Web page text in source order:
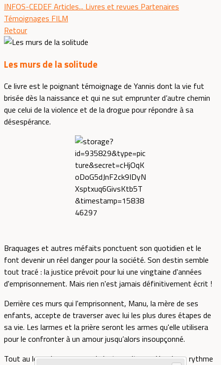
INFOS-CEDEFArticles... Livres et revues Partenaires
Témoignages FILM
Retour
Les murs de la solitude
Ce livre est le poignant témoignage de Yannis dont la vie fut
brisée dès la naissance et qui ne sut emprunter d’autre chemin
que celui de la violence et de la drogue pour répondre à sa
désespérance.
Braquages et autres méfaits ponctuent son quotidien et le
font devenir un réel danger pour la société. Son destin semble
tout tracé : la justice prévoit pour lui une vingtaine d'années
d'emprisonnement. Mais rien n'est jamais définitivement écrit !
Derrière ces murs qui l'emprisonnent, Manu, la mère de ses
enfants, accepte de traverser avec lui les plus dures étapes de
sa vie. Les larmes et la prière seront les armes qu'elle utilisera
pour le confronter à un amour jusqu’alors insoupçonné.
Tout au long de ces pages, le lecteur vit avec Yannis au rythme